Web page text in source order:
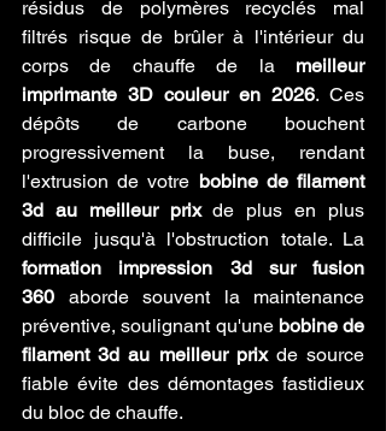
résidus de polymères recyclés mal
filtrés risque de brûler à l'intérieur du
corps de chauffe de la meilleur
imprimante 3D couleur en 2026. Ces
dépôts de carbone bouchent
progressivement la buse, rendant
l'extrusion de votre bobine de filament
3d au meilleur prix de plus en plus
formation impression 3d sur fusion
360 aborde souvent la maintenance
préventive, soulignant qu'une bobine de
filament 3d au meilleur prix de source
fiable évite des démontages fastidieux
du bloc de chauffe.